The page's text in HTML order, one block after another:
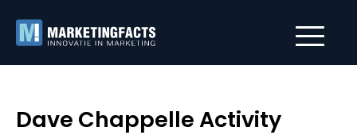
Dave Chappelle Activity